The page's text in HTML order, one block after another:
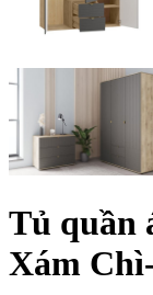
Tủ quần
Xám